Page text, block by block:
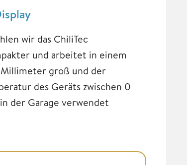
wir das ChiliTec
und arbeitet in einem
Millimeter groß und der
des Geräts zwischen 0
der Garage verwendet